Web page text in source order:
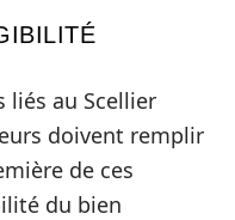
liés au Scellier
doivent remplir
de ces
du bien